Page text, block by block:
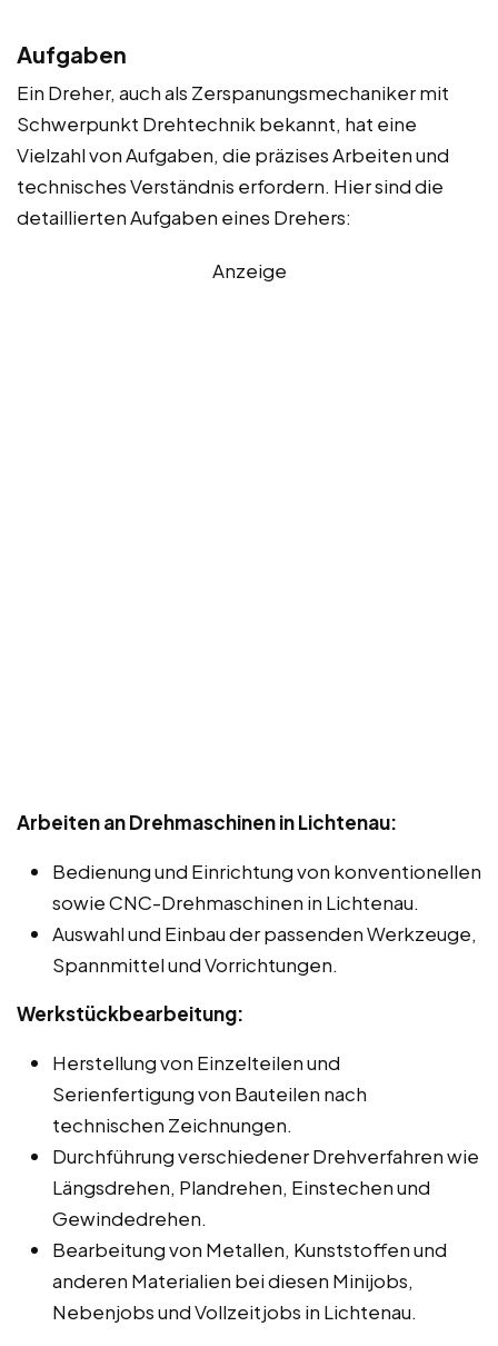
Aufgaben
Ein Dreher, auch als Zerspanungsmechaniker mit
Schwerpunkt Drehtechnik bekannt, hat eine
Vielzahl von Aufgaben, die präzises Arbeiten und
technisches Verständnis erfordern. Hier sind die
detaillierten Aufgaben eines Drehers:
Anzeige
Arbeiten an Drehmaschinen in Lichtenau:
Bedienung und Einrichtung von konventionellen
sowie CNC-Drehmaschinen in Lichtenau.
Auswahl und Einbau der passenden Werkzeuge,
Spannmittel und Vorrichtungen.
Werkstückbearbeitung:
Herstellung von Einzelteilen und
Serienfertigung von Bauteilen nach
technischen Zeichnungen.
Durchführung verschiedener Drehverfahren wie
Längsdrehen, Plandrehen, Einstechen und
Gewindedrehen.
Bearbeitung von Metallen, Kunststoffen und
anderen Materialien bei diesen Minijobs,
Nebenjobs und Vollzeitjobs in Lichtenau.